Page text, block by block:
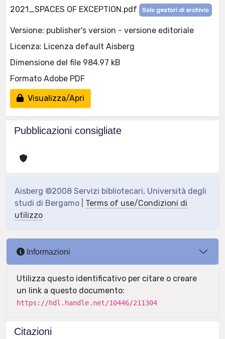
2021_SPACES OF EXCEPTION.pdf Solo gestori di archivio
Versione: publisher's version - versione editoriale
Licenza: Licenza default Aisberg
Dimensione del file 984.97 kB
Formato Adobe PDF
Visualizza/Apri
Pubblicazioni consigliate
Aisberg ©2008 Servizi bibliotecari, Università degli
studi di Bergamo | Terms of use/Condizioni di
utilizzo
Informazioni
Utilizza questo identificativo per citare o creare
un link a questo documento:
https://hdl.handle.net/10446/211304
Citazioni